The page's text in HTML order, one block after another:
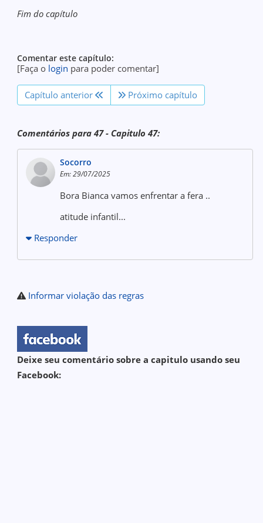
Fim do capítulo
Comentar este capítulo:
[Faça o login para poder comentar]
Capítulo anterior Próximo capítulo
Comentários para 47 - Capitulo 47:
Socorro
Em: 29/07/2025
Bora Bianca vamos enfrentar a fera ..
atitude infantil...
Responder
Informar violação das regras
Deixe seu comentário sobre a capitulo usando seu
Facebook: